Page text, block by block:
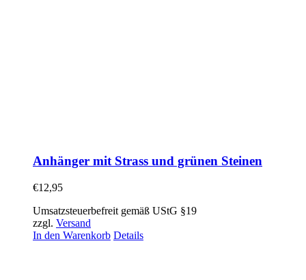
Anhänger mit Strass und grünen Steinen
€12,95
Umsatzsteuerbefreit gemäß UStG §19
zzgl. Versand
In den Warenkorb Details